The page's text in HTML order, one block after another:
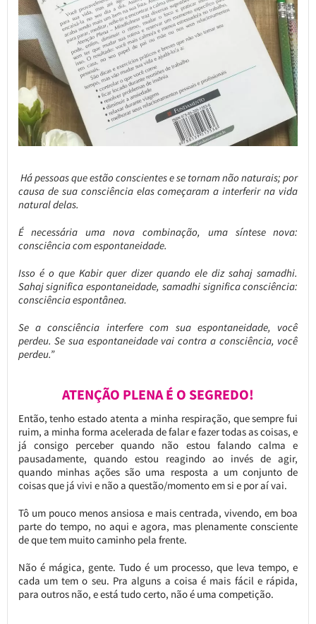
Há pessoas que estão conscientes e se tornam não naturais; por
causa de sua consciência elas começaram a interferir na vida
natural delas.
É necessária uma nova combinação, uma síntese nova:
consciência com espontaneidade.
Isso é o que Kabir quer dizer quando ele diz sahaj samadhi.
Sahaj significa espontaneidade, samadhi significa consciência:
consciência espontânea.
Se a consciência interfere com sua espontaneidade, você
perdeu. Se sua espontaneidade vai contra a consciência, você
perdeu.”
ATENÇÃO PLENA É O SEGREDO!
Então, tenho estado atenta a minha respiração, que sempre fui
ruim, a minha forma acelerada de falar e fazer todas as coisas, e
já consigo perceber quando não estou falando calma e
pausadamente, quando estou reagindo ao invés de agir,
quando minhas ações são uma resposta a um conjunto de
coisas que já vivi e não a questão/momento em si e por aí vai.
Tô um pouco menos ansiosa e mais centrada, vivendo, em boa
parte do tempo, no aqui e agora, mas plenamente consciente
de que tem muito caminho pela frente.
Não é mágica, gente. Tudo é um processo, que leva tempo, e
cada um tem o seu. Pra alguns a coisa é mais fácil e rápida,
para outros não, e está tudo certo, não é uma competição.